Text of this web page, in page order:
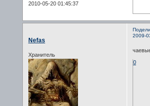
2010-05-20 01:45:37
2009-
Nefas
Хранитель
0